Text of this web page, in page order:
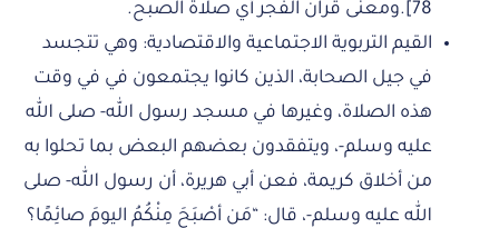
78].ومعنى قرآن الفجر أي صلاة الصبح.
القيم التربوية الاجتماعية والاقتصادية: وهي تتجسد
في جيل الصحابة، الذين كانوا يجتمعون في في وقت
هذه الصلاة، وغيرها في مسجد رسول الله- صلى الله
عليه وسلم-، ويتفقدون بعضهم البعض بما تحلوا به
من أخلاق كريمة، فعن أبي هريرة، أن رسول الله- صلى
الله عليه وسلم-، قال: “مَن أصْبَحَ مِنْكُمُ اليومَ صائِمًا؟